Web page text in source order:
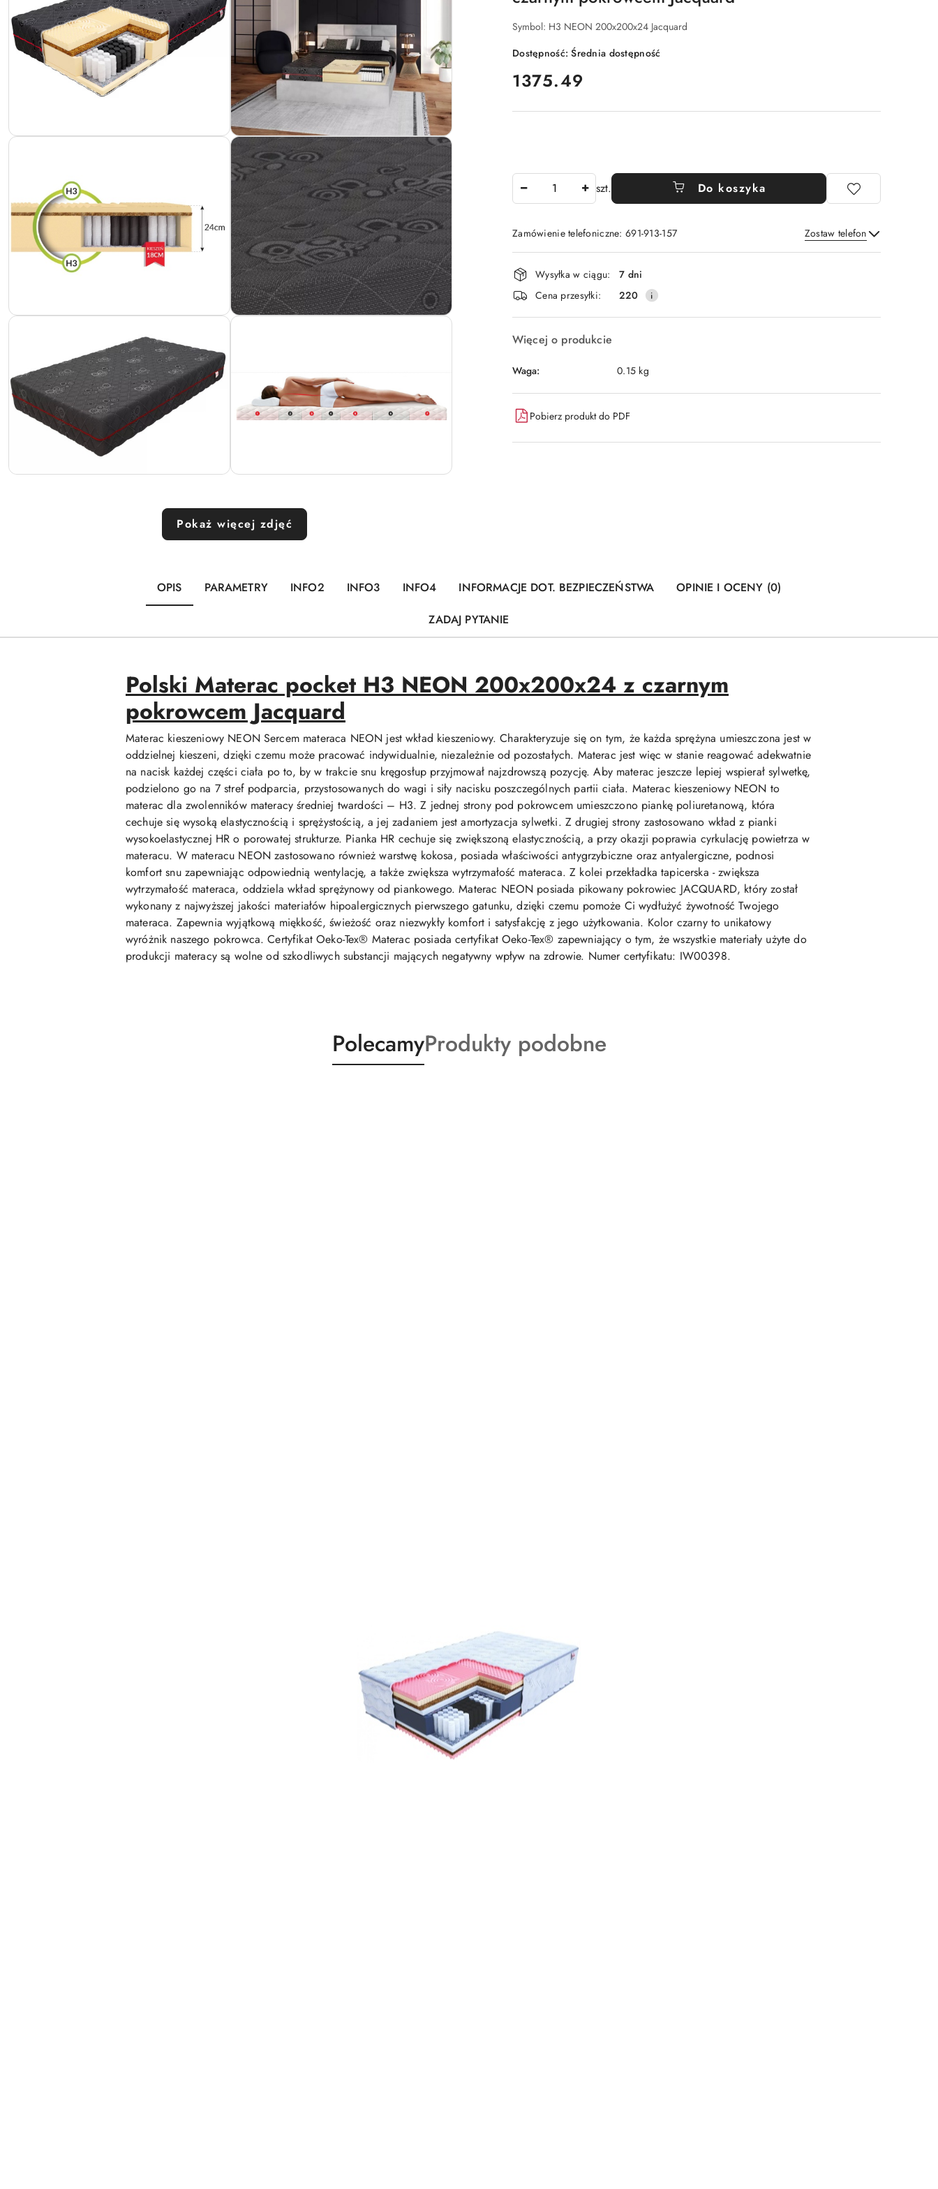
Pokaż więcej zdjęć
Symbol: H3 NEON 200x200x24 Jacquard
Dostępność:Średnia dostępność
cena:
1375.49
szt. Do koszyka
Zamówienie telefoniczne: 691-913-157 Zostaw telefon
Wyślij
Dostępność
i
dostawa
Wysyłka w ciągu:
7 dni
Cena przesyłki:
220
Więcej o produkcie
Waga: 0.15 kg
Pobierz produkt do PDF
OPIS PARAMETRY INFO2 INFO3 INFO4 INFORMACJE DOT. BEZPIECZEŃSTWA
OPINIE I OCENY (0)
ZADAJ PYTANIE
Polski Materac pocket H3 NEON 200x200x24 z czarnym
pokrowcem Jacquard
Materac kieszeniowy NEON Sercem materaca NEON jest wkład kieszeniowy. Charakteryzuje się on tym, że każda sprężyna umieszczona jest w
oddzielnej kieszeni, dzięki czemu może pracować indywidualnie, niezależnie od pozostałych. Materac jest więc w stanie reagować adekwatnie
na nacisk każdej części ciała po to, by w trakcie snu kręgosłup przyjmował najzdrowszą pozycję. Aby materac jeszcze lepiej wspierał sylwetkę,
podzielono go na 7 stref podparcia, przystosowanych do wagi i siły nacisku poszczególnych partii ciała. Materac kieszeniowy NEON to
materac dla zwolenników materacy średniej twardości – H3. Z jednej strony pod pokrowcem umieszczono piankę poliuretanową, która
cechuje się wysoką elastycznością i sprężystością, a jej zadaniem jest amortyzacja sylwetki. Z drugiej strony zastosowano wkład z pianki
wysokoelastycznej HR o porowatej strukturze. Pianka HR cechuje się zwiększoną elastycznością, a przy okazji poprawia cyrkulację powietrza w
materacu. W materacu NEON zastosowano również warstwę kokosa, posiada właściwości antygrzybiczne oraz antyalergiczne, podnosi
komfort snu zapewniając odpowiednią wentylację, a także zwiększa wytrzymałość materaca. Z kolei przekładka tapicerska - zwiększa
wytrzymałość materaca, oddziela wkład sprężynowy od piankowego. Materac NEON posiada pikowany pokrowiec JACQUARD, który został
wykonany z najwyższej jakości materiałów hipoalergicznych pierwszego gatunku, dzięki czemu pomoże Ci wydłużyć żywotność Twojego
materaca. Zapewnia wyjątkową miękkość, świeżość oraz niezwykły komfort i satysfakcję z jego użytkowania. Kolor czarny to unikatowy
wyróżnik naszego pokrowca. Certyfikat Oeko-Tex® Materac posiada certyfikat Oeko-Tex® zapewniający o tym, że wszystkie materiały użyte do
produkcji materacy są wolne od szkodliwych substancji mających negatywny wpływ na zdrowie. Numer certyfikatu: IW00398.
Produkty
o
PolecamyProdukty
o
Produkty podobne